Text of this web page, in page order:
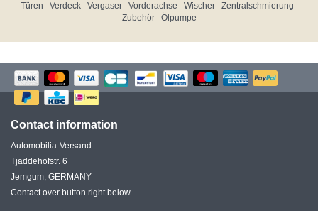
Türen
Verdeck Vergaser Vorderachse Wischer
Zentralschmierung
Zubehör
Ölpumpe
Contact information
Automobilia-Versand
Tjaddehofstr. 6
Jemgum, GERMANY
Contact over button right below